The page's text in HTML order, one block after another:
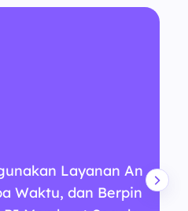
Layanan An
Waktu, dan Berpin